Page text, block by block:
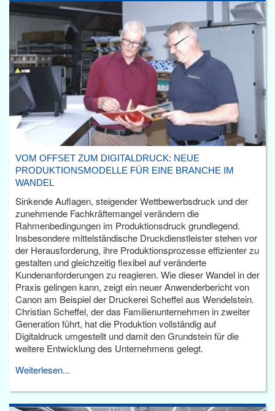
VOM OFFSET ZUM DIGITALDRUCK: NEUE
PRODUKTIONSMODELLE FÜR EINE BRANCHE IM
WANDEL
Sinkende Auflagen, steigender Wettbewerbsdruck und der
zunehmende Fachkräftemangel verändern die
Rahmenbedingungen im Produktionsdruck grundlegend.
Insbesondere mittelständische Druckdienstleister stehen vor
der Herausforderung, ihre Produktionsprozesse effizienter zu
gestalten und gleichzeitig flexibel auf veränderte
Kundenanforderungen zu reagieren. Wie dieser Wandel in der
Praxis gelingen kann, zeigt ein neuer Anwenderbericht von
Canon am Beispiel der Druckerei Scheffel aus Wendelstein.
Christian Scheffel, der das Familienunternehmen in zweiter
Generation führt, hat die Produktion vollständig auf
Digitaldruck umgestellt und damit den Grundstein für die
weitere Entwicklung des Unternehmens gelegt.
Weiterlesen...